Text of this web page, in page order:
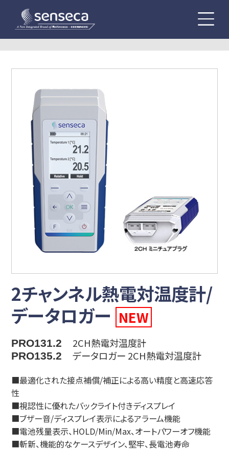
2チャンネル熱電対温度計/
データロガー NEW
PRO131.2 2CH熱電対温度計
PRO135.2 データロガー 2CH熱電対温度計
■最適化された接点補償/補正による高い精度と高速応答
性
■視認性に優れたバックライト付きディスプレイ
■ブザー音/ディスプレイ表示によるアラーム機能
■電池残量表示、HOLD/Min/Max、オートパワーオフ機能
■斬新、機能的なケースデザイン、堅牢、長電池寿命